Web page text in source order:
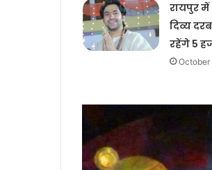
रायपुर में
दिव्य
रहेंगे 5